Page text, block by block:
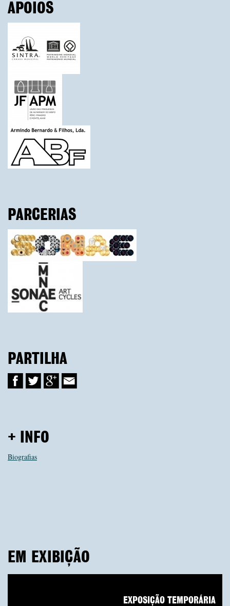
APOIOS
PARCERIAS
PARTILHA
+ INFO
Biografias
EM EXIBIÇÃO
EXPOSIÇÃO TEMPORÁRIA